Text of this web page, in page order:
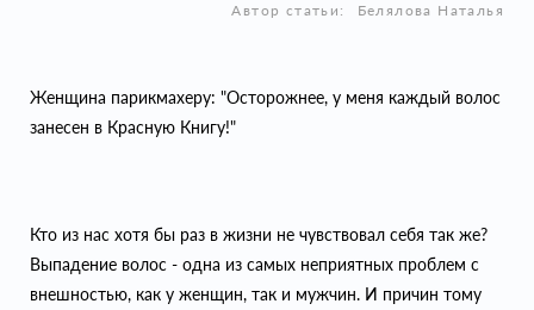
Автор статьи: Белялова Наталья
Женщина парикмахеру: "Осторожнее, у меня каждый волос
занесен в Красную Книгу!"
Кто из нас хотя бы раз в жизни не чувствовал себя так же?
Выпадение волос - одна из самых неприятных проблем с
внешностью, как у женщин, так и мужчин. И причин тому